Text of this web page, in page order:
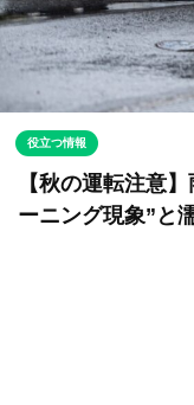
役立つ情報
【秋の運転注意
ーニング現象”と